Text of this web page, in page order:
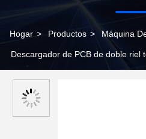
Hogar > Productos > Máquina
Descargador de PCB de doble riel